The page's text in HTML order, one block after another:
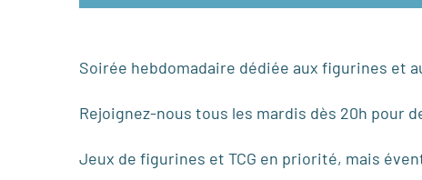
Soirée hebdomadaire dédiée aux figurines et
Rejoignez-nous tous les mardis dès 20h pour
Jeux de figurines et TCG en priorité, mais